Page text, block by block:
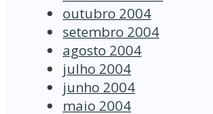
outubro 2004
setembro 2004
agosto 2004
julho 2004
junho 2004
maio 2004